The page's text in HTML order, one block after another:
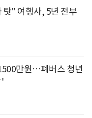
" 여행사, 5년 전부
만원…폐버스 청년
'